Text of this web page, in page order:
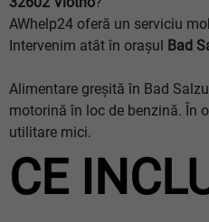
AWhelp24 oferă un serviciu
Intervenim atât în orașul Bad
Alimentare greșită în Bad
motorină în loc de benzină. În
utilitare mici.
CE